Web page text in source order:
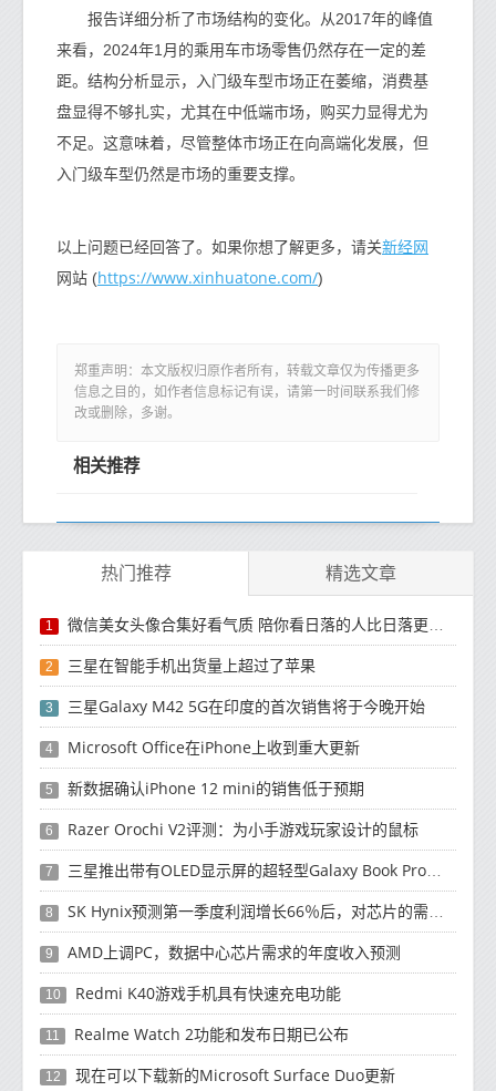
报告详细分析了市场结构的变化。从2017年的峰值
来看，2024年1月的乘用车市场零售仍然存在一定的差
距。结构分析显示，入门级车型市场正在萎缩，消费基
盘显得不够扎实，尤其在中低端市场，购买力显得尤为
不足。这意味着，尽管整体市场正在向高端化发展，但
入门级车型仍然是市场的重要支撑。
以上问题已经回答了。如果你想了解更多，请关新经网
网站 (https://www.xinhuatone.com/)
郑重声明：本文版权归原作者所有，转载文章仅为传播更多
信息之目的，如作者信息标记有误，请第一时间联系我们修
改或删除，多谢。
相关推荐
热门推荐 精选文章
1 微信美女头像合集好看气质 陪你看日落的人比日落更浪漫
2 三星在智能手机出货量上超过了苹果
3 三星Galaxy M42 5G在印度的首次销售将于今晚开始
4 Microsoft Office在iPhone上收到重大更新
5 新数据确认iPhone 12 mini的销售低于预期
6 Razer Orochi V2评测：为小手游戏玩家设计的鼠标
7 三星推出带有OLED显示屏的超轻型Galaxy Book Pro和Galaxy Book Pro 360笔记本电脑
8 SK Hynix预测第一季度利润增长66％后，对芯片的需求将增强
9 AMD上调PC，数据中心芯片需求的年度收入预测
10 Redmi K40游戏手机具有快速充电功能
11 Realme Watch 2功能和发布日期已公布
12 现在可以下载新的Microsoft Surface Duo更新